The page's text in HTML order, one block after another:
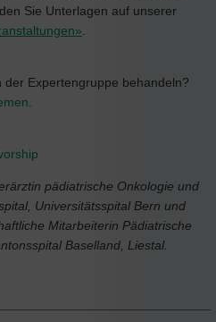
Sie Unterlagen auf unserer
Expertengruppe behandeln?
pädiatrische Onkologie und
Universitätsspital Bern und
Mitarbeiterin Pädiatrische
Baselland, Liestal.